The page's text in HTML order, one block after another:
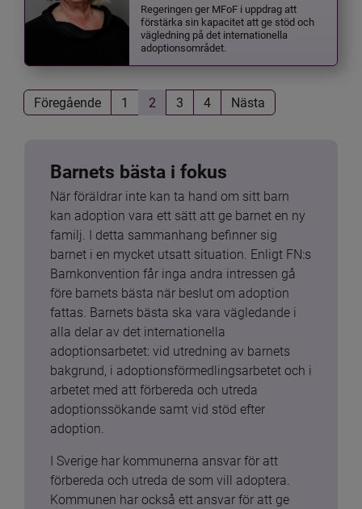
Regeringen ger MFoF i uppdrag att
förstärka sin kapacitet att ge stöd och
vägledning på det internationella
adoptionsområdet.
Föregående 1 2 3 4 Nästa
Barnets bästa i fokus
När föräldrar inte kan ta hand om sitt barn
kan adoption vara ett sätt att ge barnet en ny
familj. I detta sammanhang befinner sig
barnet i en mycket utsatt situation. Enligt FN:s
Barnkonvention får inga andra intressen gå
före barnets bästa när beslut om adoption
fattas. Barnets bästa ska vara vägledande i
alla delar av det internationella
adoptionsarbetet: vid utredning av barnets
bakgrund, i adoptionsförmedlingsarbetet och i
arbetet med att förbereda och utreda
adoptionssökande samt vid stöd efter
adoption.
I Sverige har kommunerna ansvar för att
förbereda och utreda de som vill adoptera.
Kommunen har också ett ansvar för att ge